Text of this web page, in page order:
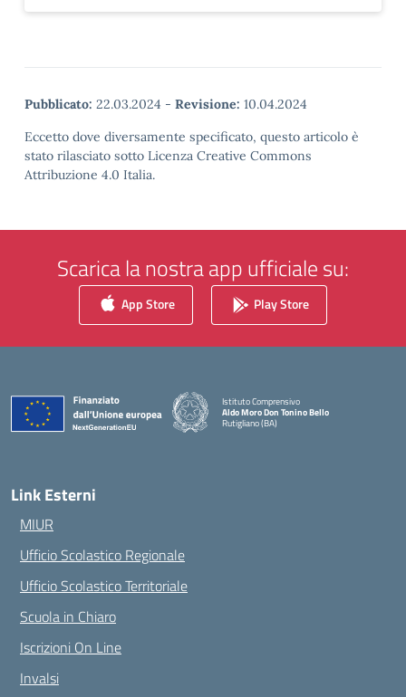
Pubblicato: 22.03.2024 - Revisione: 10.04.2024
Eccetto dove diversamente specificato, questo articolo è
stato rilasciato sotto Licenza Creative Commons
Attribuzione 4.0 Italia.
Scarica la nostra app ufficiale su:
App Store Play Store
Istituto Comprensivo
Aldo Moro Don Tonino Bello
Rutigliano (BA)
— Visita la pagina iniziale della scuola
Link Esterni
MIUR
Ufficio Scolastico Regionale
Ufficio Scolastico Territoriale
Scuola in Chiaro
Iscrizioni On Line
Invalsi